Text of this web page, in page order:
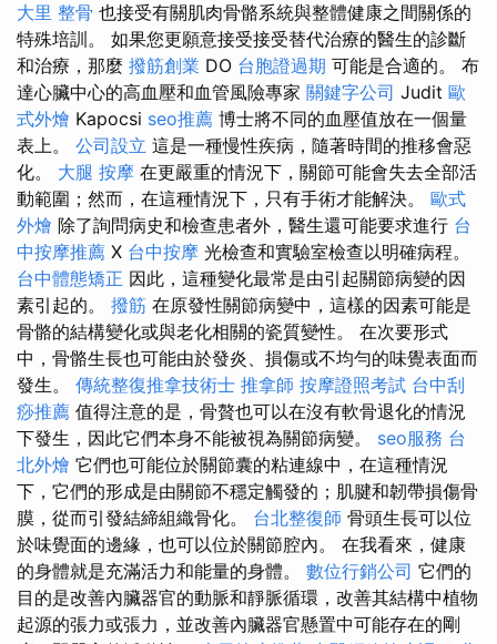
大里 整骨 也接受有關肌肉骨骼系統與整體健康之間關係的
特殊培訓。 如果您更願意接受接受替代治療的醫生的診斷
和治療，那麼 撥筋創業 DO 台胞證過期 可能是合適的。 布
達心臟中心的高血壓和血管風險專家 關鍵字公司 Judit 歐
式外燴 Kapocsi seo推薦 博士將不同的血壓值放在一個量
表上。 公司設立 這是一種慢性疾病，隨著時間的推移會惡
化。 大腿 按摩 在更嚴重的情況下，關節可能會失去全部活
動範圍；然而，在這種情況下，只有手術才能解決。 歐式
外燴 除了詢問病史和檢查患者外，醫生還可能要求進行 台
中按摩推薦 X 台中按摩 光檢查和實驗室檢查以明確病程。
台中體態矯正 因此，這種變化最常是由引起關節病變的因
素引起的。 撥筋 在原發性關節病變中，這樣的因素可能是
骨骼的結構變化或與老化相關的瓷質變性。 在次要形式
中，骨骼生長也可能由於發炎、損傷或不均勻的味覺表面而
發生。 傳統整復推拿技術士 推拿師 按摩證照考試 台中刮
痧推薦 值得注意的是，骨贅也可以在沒有軟骨退化的情況
下發生，因此它們本身不能被視為關節病變。 seo服務 台
北外燴 它們也可能位於關節囊的粘連線中，在這種情況
下，它們的形成是由關節不穩定觸發的；肌腱和韌帶損傷骨
膜，從而引發結締組織骨化。 台北整復師 骨頭生長可以位
於味覺面的邊緣，也可以位於關節腔內。 在我看來，健康
的身體就是充滿活力和能量的身體。 數位行銷公司 它們的
目的是改善內臟器官的動脈和靜脈循環，改善其結構中植物
起源的張力或張力，並改善內臟器官懸置中可能存在的剛